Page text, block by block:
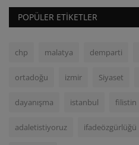
POPÜLER ETIKETLER
chp malatya demparti
ortadoğu izmir Siyaset
dayanışma istanbul filistin
adaletistiyoruz ifadeözgürlüğü